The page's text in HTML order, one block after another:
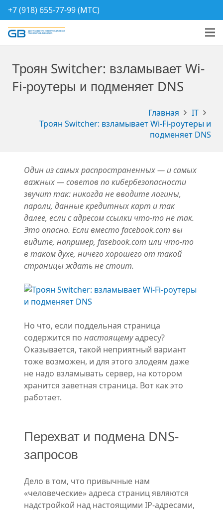
+7 (918) 655-77-99 (МТС)
Троян Switcher: взламывает Wi-
Fi-роутеры и подменяет DNS
Главная
IT
Троян Switcher: взламывает Wi-Fi-роутеры и
подменяет DNS
Один из самых распространенных — и самых
важных — советов по кибербезопасности
звучит так: никогда не вводите логины,
пароли, данные кредитных карт и так
далее, если с адресом ссылки что-то не так.
Это опасно. Если вместо facebook.com вы
видите, например, fasebook.com или что-то
в таком духе, ничего хорошего от такой
страницы ждать не стоит.
Но что, если поддельная страница
содержится по настоящемуадресу?
Оказывается, такой неприятный вариант
тоже возможен, и для этого злодеям даже
не надо взламывать сервер, на котором
хранится заветная страница. Вот как это
работает.
Перехват и подмена DNS-
запросов
Дело в том, что привычные нам
«человеческие» адреса страниц являются
надстройкой над настоящими IP-адресами,